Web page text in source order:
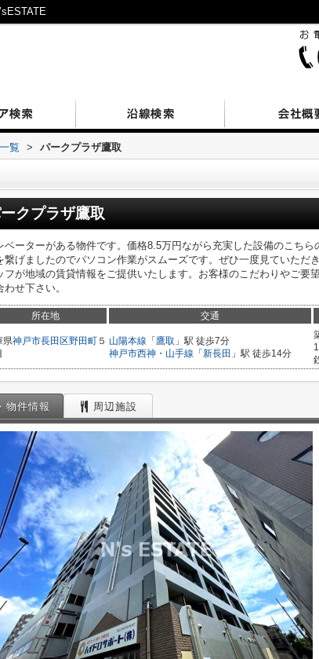
覧 > パークプラザ鷹取
クプラザ鷹取
ベーターがある物件です。価格8.5万円ながら充実した設備のこち
繋げましたのでパソコン作業がスムーズです。ぜひ一度見ていただ
フが地域の賃貸情報をご提供いたします。お客様のこだわりやご要
わせ下さい。
所在地 交通
県神戸市長田区野田町 ５ 山陽本線 「 鷹取 」駅 徒歩7分
神戸市西神・山手線 「 新長田 」駅 徒歩14分
物件情報 周辺施設